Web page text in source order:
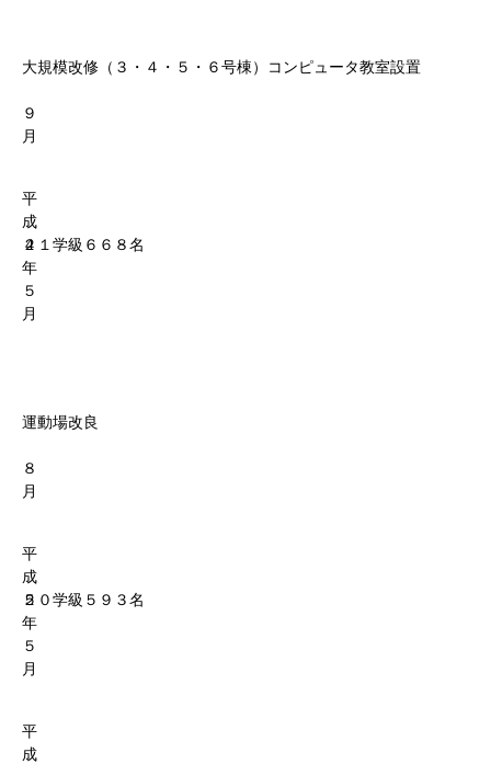
９
月
大規模改修（３・４・５・６号棟）コンピュータ教室設置
平
成
４
年
５
月
２１学級６６８名
８
月
運動場改良
平
成
５
年
５
月
２０学級５９３名
平
成